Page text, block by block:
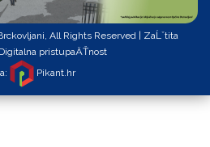
All Rights Reserved | ZaĹˇtita
Digitalna pristupaÄŤnost
Pikant.hr